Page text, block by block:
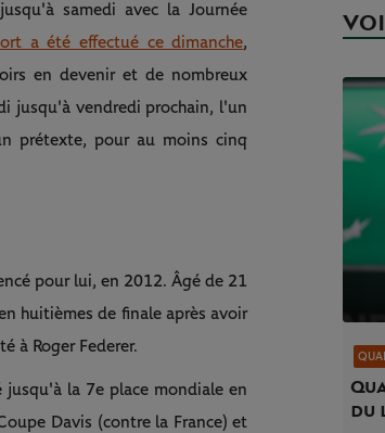
samedi avec la Journée
a été effectué ce dimanche,
en devenir et de nombreux
jusqu'à vendredi prochain, l'un
prétexte, pour au moins cinq
pour lui, en 2012. Âgé de 21
huitièmes de finale après avoir
à Roger Federer.
la 7e place mondiale en
Davis (contre la France) et
du